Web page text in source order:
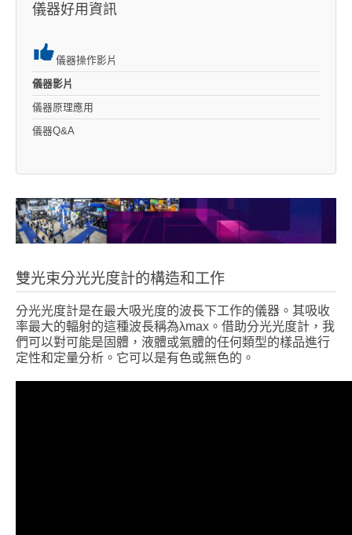
儀器好用資訊
儀器操作影片
儀器影片
儀器原理應用
儀器Q&A
雙光束分光光度計的構造和工作
分光光度計是在最大吸光度的波長下工作的儀器。其吸收
率最大的輻射的這種波長稱為λmax。借助分光光度計，我
們可以對可能是固體，液體或氣體的任何類型的樣品進行
定性和定量分析。它可以是有色或無色的。